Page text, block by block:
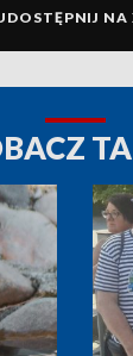
NA